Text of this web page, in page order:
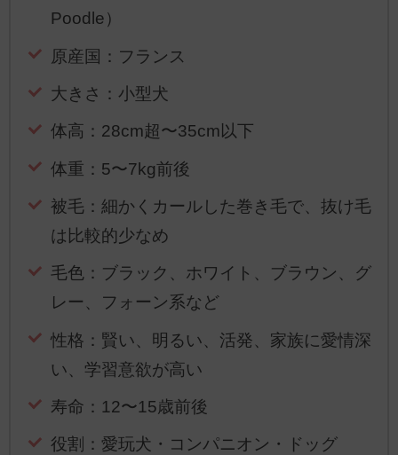
Poodle）
原産国：フランス
大きさ：小型犬
体高：28cm超〜35cm以下
体重：5〜7kg前後
被毛：細かくカールした巻き毛で、抜け毛
は比較的少なめ
毛色：ブラック、ホワイト、ブラウン、グ
レー、フォーン系など
性格：賢い、明るい、活発、家族に愛情深
い、学習意欲が高い
寿命：12〜15歳前後
役割：愛玩犬・コンパニオン・ドッグ